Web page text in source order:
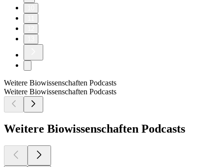
Weitere Biowissenschaften Podcasts
Weitere Biowissenschaften Podcasts
Weitere Biowissenschaften Podcasts